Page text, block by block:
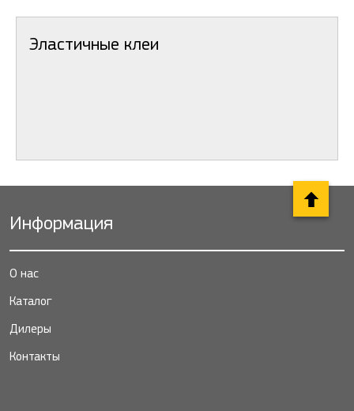
Эластичные клеи
Информация
О нас
Каталог
Дилеры
Контакты